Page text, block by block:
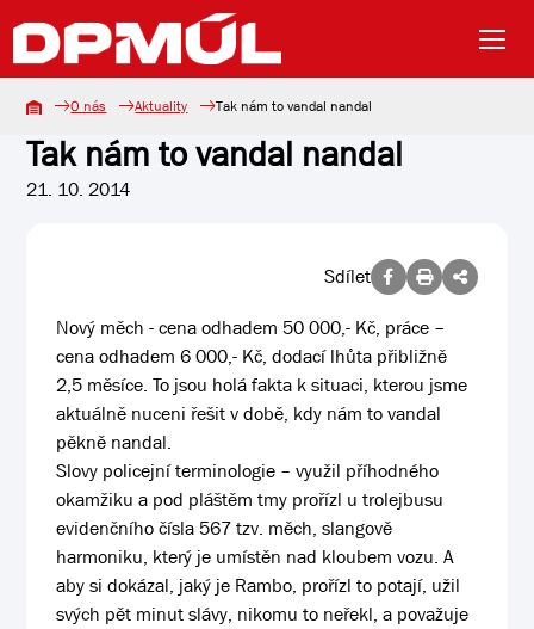
O nás Aktuality Tak nám to vandal nandal
Tak nám to vandal nandal
21. 10. 2014
Sdílet
Nový měch - cena odhadem 50 000,- Kč, práce –
cena odhadem 6 000,- Kč, dodací lhůta přibližně
2,5 měsíce. To jsou holá fakta k situaci, kterou jsme
aktuálně nuceni řešit v době, kdy nám to vandal
pěkně nandal.
Slovy policejní terminologie – využil příhodného
okamžiku a pod pláštěm tmy prořízl u trolejbusu
evidenčního čísla 567 tzv. měch, slangově
harmoniku, který je umístěn nad kloubem vozu. A
aby si dokázal, jaký je Rambo, prořízl to potají, užil
svých pět minut slávy, nikomu to neřekl, a považuje